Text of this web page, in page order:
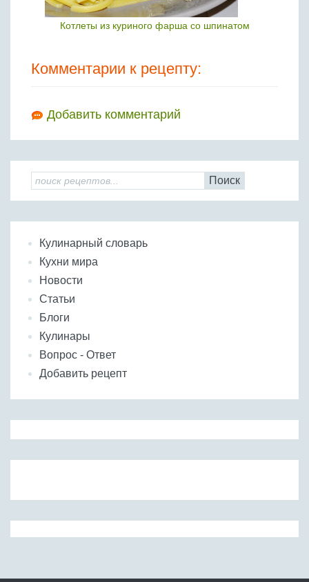
Котлеты из куриного фарша со шпинатом
Комментарии к рецепту:
Добавить комментарий
Поиск
Кулинарный словарь
Кухни мира
Новости
Статьи
Блоги
Кулинары
Вопрос - Ответ
Добавить рецепт